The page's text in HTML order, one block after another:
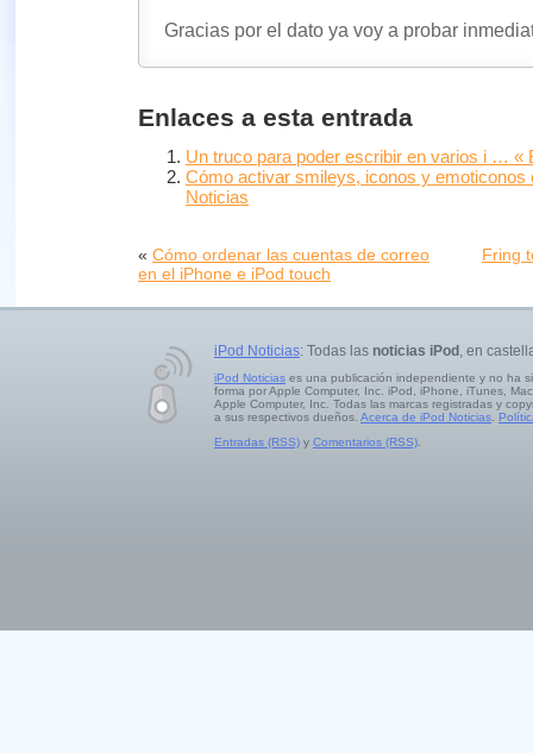
Gracias por el dato ya voy a probar
Enlaces a esta entrada
Un truco para poder escribir en varios i … «
Cómo activar smileys, iconos y emoticonos
Noticias
« Cómo ordenar las cuentas de correo
en el iPhone e iPod touch
Fring
iPod Noticias: Todas las noticias iPod , en
iPod Noticias es una publicación independiente y no ha
forma por Apple Computer, Inc. iPod, iPhone, iTunes,
Apple Computer, Inc. Todas las marcas registradas y
a sus respectivos dueños. Acerca de iPod Noticias
Entradas (RSS) y Comentarios (RSS)